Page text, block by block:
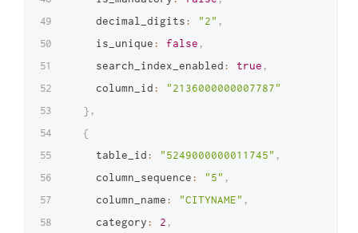
    decimal_digits
: "2" ,
    is_unique
: false ,
    search_index_enabled
: true ,
    column_id
:
"2136000000007787"
} ,
{
    table_id
: "5249000000011745" ,
    column_sequence
: "5" ,
    column_name
: "CITYNAME" ,
    category
: 2 ,